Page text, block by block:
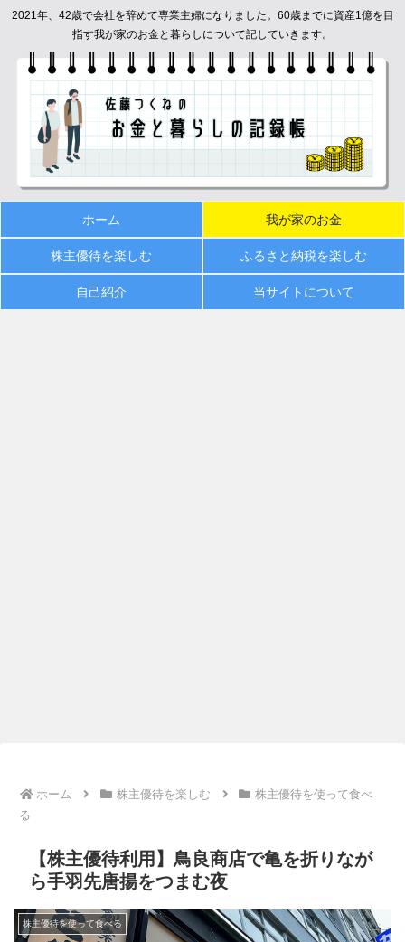
2021年、42歳で会社を辞めて専業主婦になりました。60歳までに資産1億を目
指す我が家のお金と暮らしについて記していきます。
ホーム 我が家のお金
株主優待を楽しむ ふるさと納税を楽しむ
自己紹介 当サイトについて
ホーム 株主優待を楽しむ
株主優待を使って食べ
る
【株主優待利用】鳥良商店で亀を折りなが
ら手羽先唐揚をつまむ夜
株主優待を使って食べる